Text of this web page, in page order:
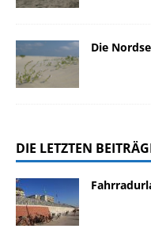
Die
DIE LETZTEN